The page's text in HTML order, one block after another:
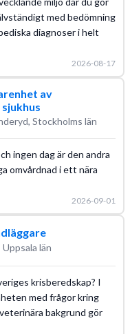
med bedömning
diagnoser i helt
2026-08-17
av
Stockholms län
ingen dag är den andra
omvårdnad i ett nära
2026-09-01
Uppsala län
krisberedskap? I
med frågor kring
bakgrund gör